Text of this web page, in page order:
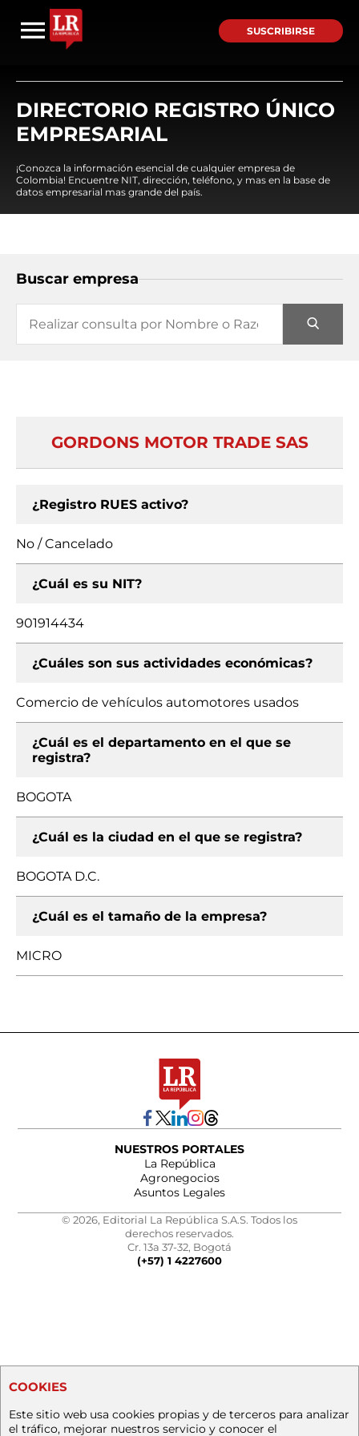
SUSCRIBIRSE
DIRECTORIO REGISTRO ÚNICO
EMPRESARIAL
¡Conozca la información esencial de cualquier empresa de
Colombia! Encuentre NIT, dirección, teléfono, y mas en la base de
datos empresarial mas grande del país.
Buscar empresa
GORDONS MOTOR TRADE SAS
¿Registro RUES activo?
No / Cancelado
¿Cuál es su NIT?
901914434
¿Cuáles son sus actividades económicas?
Comercio de vehículos automotores usados
¿Cuál es el departamento en el que se
registra?
BOGOTA
¿Cuál es la ciudad en el que se registra?
BOGOTA D.C.
¿Cuál es el tamaño de la empresa?
MICRO
NUESTROS PORTALES
La República
Agronegocios
Asuntos Legales
© 2026, Editorial La República S.A.S. Todos los
derechos reservados.
Cr. 13a 37-32, Bogotá
(+57) 1 4227600
COOKIES
Este sitio web usa cookies propias y de terceros para analizar
el tráfico, mejorar nuestros servicio y conocer el